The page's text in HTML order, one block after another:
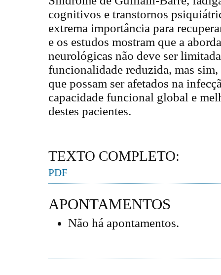
cognitivos e transtornos
extrema importância para
e os estudos mostram que a
neurológicas não deve ser
funcionalidade reduzida, mas
que possam ser afetados na
capacidade funcional global e
destes pacientes.
TEXTO COMPLETO:
PDF
APONTAMENTOS
Não há apontamentos.